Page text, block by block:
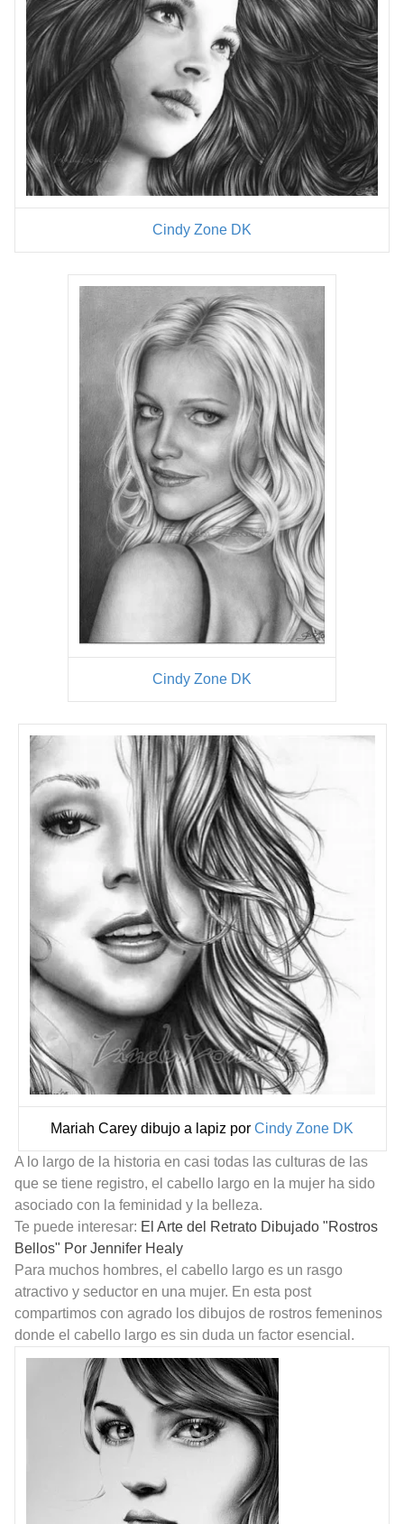
Cindy Zone DK
Cindy Zone DK
Mariah Carey dibujo a lapiz por Cindy Zone DK
A lo largo de la historia en casi todas las culturas de las
que se tiene registro, el cabello largo en la mujer ha sido
asociado con la feminidad y la belleza.
Te puede interesar: El Arte del Retrato Dibujado "Rostros
Bellos" Por Jennifer Healy
Para muchos hombres, el cabello largo es un rasgo
atractivo y seductor en una mujer. En esta post
compartimos con agrado los dibujos de rostros femeninos
donde el cabello largo es sin duda un factor esencial.